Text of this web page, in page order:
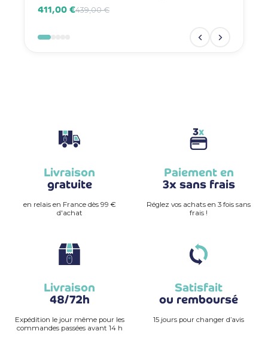
411,00 €439,00 €
Livraison
gratuite
en relais en France dès 99 €
d'achat
Paiement en
3x sans frais
Réglez vos achats en 3 fois sans
frais !
Livraison
48/72h
Expédition le jour même pour les
commandes passées avant 14 h
Satisfait
ou remboursé
15 jours pour changer d’avis